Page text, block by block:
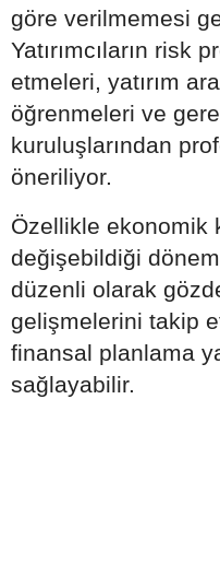
göre verilmemesi
Yatırımcıların risk
etmeleri, yatırım
öğrenmeleri ve
kuruluşlarından
öneriliyor.
Özellikle ekonomik
değişebildiği
düzenli olarak
gelişmelerini takip
finansal planlama
sağlayabilir.